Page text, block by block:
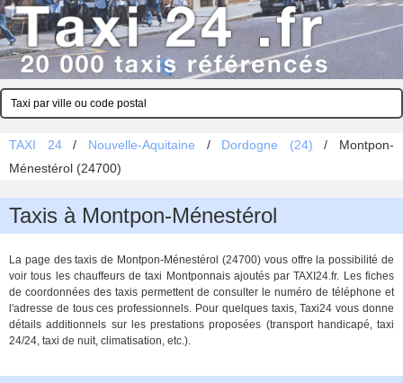
TAXI 24/ Nouvelle-Aquitaine / Dordogne (24) / Montpon-
Ménestérol (24700)
Taxis à Montpon-Ménestérol
La page des taxis de Montpon-Ménestérol (24700) vous offre la possibilité de
voir tous les chauffeurs de taxi Montponnais ajoutés par TAXI24.fr. Les fiches
de coordonnées des taxis permettent de consulter le numéro de téléphone et
l'adresse de tous ces professionnels. Pour quelques taxis, Taxi24 vous donne
détails additionnels sur les prestations proposées (transport handicapé, taxi
24/24, taxi de nuit, climatisation, etc.).